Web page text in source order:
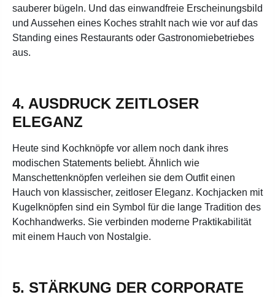
sauberer bügeln. Und das einwandfreie Erscheinungsbild
und Aussehen eines Koches strahlt nach wie vor auf das
Standing eines Restaurants oder Gastronomiebetriebes
aus.
4. AUSDRUCK ZEITLOSER
ELEGANZ
Heute sind Kochknöpfe vor allem noch dank ihres
modischen Statements beliebt. Ähnlich wie
Manschettenknöpfen verleihen sie dem Outfit einen
Hauch von klassischer, zeitloser Eleganz. Kochjacken mit
Kugelknöpfen sind ein Symbol für die lange Tradition des
Kochhandwerks. Sie verbinden moderne Praktikabilität
mit einem Hauch von Nostalgie.
5. STÄRKUNG DER CORPORATE